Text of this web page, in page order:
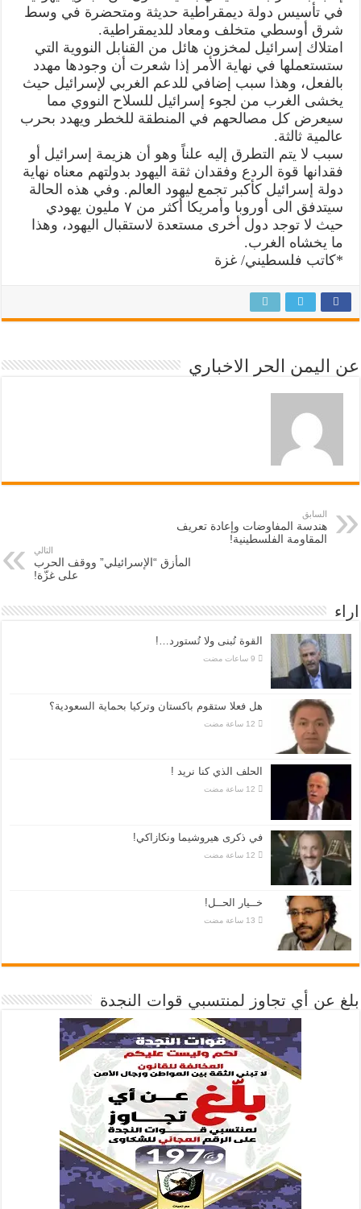
في تأسيس دولة ديمقراطية حديثة ومتحضرة في وسط
شرق أوسطي متخلف ومعاد للديمقراطية.
امتلاك إسرائيل لمخزون هائل من القنابل النووية التي
ستستعملها في نهاية الأمر إذا شعرت أن وجودها مهدد
بالفعل، وهذا سبب إضافي للدعم الغربي لإسرائيل حيث
يخشى الغرب من لجوء إسرائيل للسلاح النووي مما
سيعرض كل مصالحهم في المنطقة للخطر ويهدد بحرب
عالمية ثالثة.
سبب لا يتم التطرق إليه علناً وهو أن هزيمة إسرائيل أو
فقدانها قوة الردع وفقدان ثقة اليهود بدولتهم معناه نهاية
دولة إسرائيل كأكبر تجمع ليهود العالم. وفي هذه الحالة
سيتدفق الى أوروبا وأمريكا أكثر من ٧ مليون يهودي
حيث لا توجد دول أخرى مستعدة لاستقبال اليهود، وهذا
ما يخشاه الغرب.
*كاتب فلسطيني/ غزة
عن اليمن الحر الاخباري
السابق
هندسة المفاوضات وإعادة تعريف
المقاومة الفلسطينية!
التالي
المأزق “الإسرائيلي” ووقف الحرب
على غزّة!
اراء
القوة تُبنى ولا تُستورد…!
هل فعلا ستقوم باكستان وتركيا بحماية السعودية؟
الحلف الذي كنا نريد !
في ذكرى هيروشيما ونكازاكي!
خــيار الحــل!
بلغ عن أي تجاوز لمنتسبي قوات النجدة